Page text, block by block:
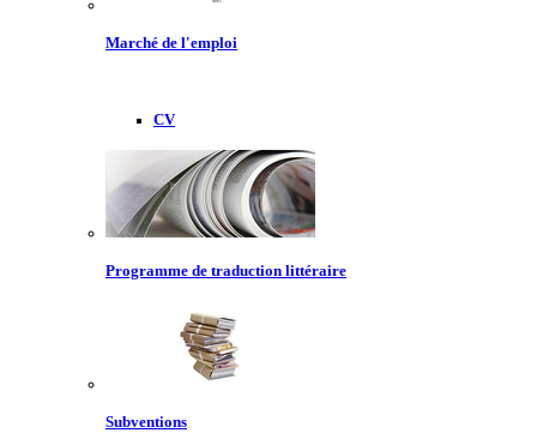
Marché de l'emploi
CV
Programme de traduction littéraire
Subventions